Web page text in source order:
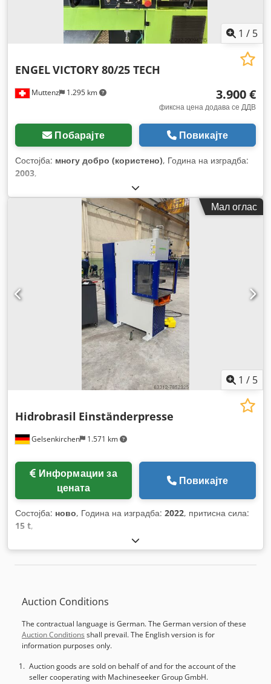
1 / 5
Muttenz 1.295 km
ENGELVICTORY 80/25 TECH
3.900 €
фиксна цена додава се ДДВ
Побарајте Повикајте
Состојба: многу добро (користено), Година на изградба:
2003,
Мал оглас
1 / 5
Gelsenkirchen 1.571 km
Hidrobrasil Einständerpresse
цената
Повикајте
Состојба: ново, Година на изградба: 2022, притисна сила:
15 t,
Auction Conditions
The contractual language is German. The German version of these
Auction Conditions shall prevail. The English version is for
information purposes only.
Auction goods are sold on behalf of and for the account of the
seller cooperating with Machineseeker Group GmbH.